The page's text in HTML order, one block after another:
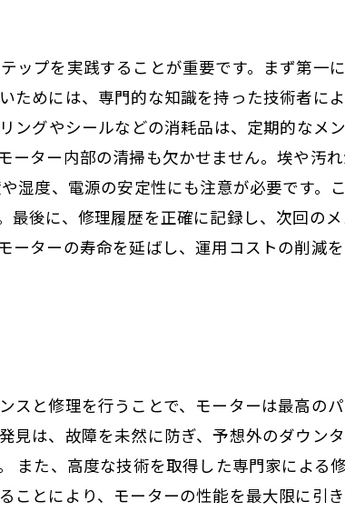
プを実践することが重要です。まず第一
めには、専門的な知識を持った技術者に
ングやシールなどの消耗品は、定期的なメ
ター内部の清掃も欠かせません。埃や汚
湿度、電源の安定性にも注意が必要です。
後に、修理履歴を正確に記録し、次回の
ターの寿命を延ばし、運用コストの削減
と修理を行うことで、モーターは最高の
は、故障を未然に防ぎ、予想外のダウン
また、高度な技術を取得した専門家による
とにより、モーターの性能を最大限に引